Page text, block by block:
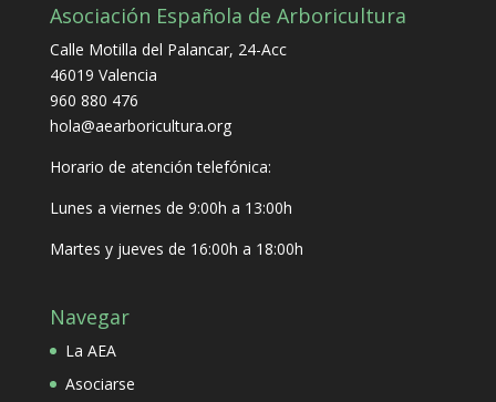
Asociación Española de Arboricultura
Calle Motilla del Palancar, 24-Acc
46019 Valencia
960 880 476
hola@aearboricultura.org
Horario de atención telefónica:
Lunes a viernes de 9:00h a 13:00h
Martes y jueves de 16:00h a 18:00h
Navegar
La AEA
Asociarse